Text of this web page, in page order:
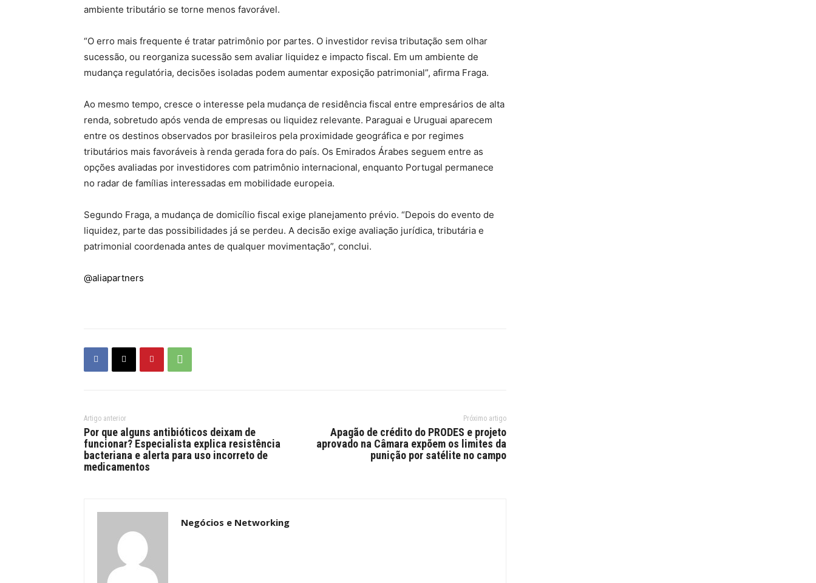
ambiente tributário se torne menos favorável.
“O erro mais frequente é tratar patrimônio por partes. O investidor revisa tributação sem olhar
sucessão, ou reorganiza sucessão sem avaliar liquidez e impacto fiscal. Em um ambiente de
mudança regulatória, decisões isoladas podem aumentar exposição patrimonial”, afirma Fraga.
Ao mesmo tempo, cresce o interesse pela mudança de residência fiscal entre empresários de alta
renda, sobretudo após venda de empresas ou liquidez relevante. Paraguai e Uruguai aparecem
entre os destinos observados por brasileiros pela proximidade geográfica e por regimes
tributários mais favoráveis à renda gerada fora do país. Os Emirados Árabes seguem entre as
opções avaliadas por investidores com patrimônio internacional, enquanto Portugal permanece
no radar de famílias interessadas em mobilidade europeia.
Segundo Fraga, a mudança de domicílio fiscal exige planejamento prévio. “Depois do evento de
liquidez, parte das possibilidades já se perdeu. A decisão exige avaliação jurídica, tributária e
patrimonial coordenada antes de qualquer movimentação”, conclui.
@aliapartners
Artigo anterior
Por que alguns antibióticos deixam de
funcionar? Especialista explica resistência
bacteriana e alerta para uso incorreto de
medicamentos
Próximo artigo
Apagão de crédito do PRODES e projeto
aprovado na Câmara expõem os limites da
punição por satélite no campo
Negócios e Networking